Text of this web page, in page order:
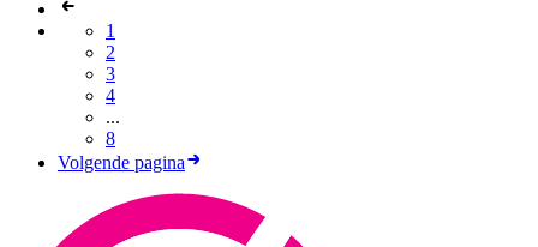
1
2
3
4
...
8
Volgende pagina